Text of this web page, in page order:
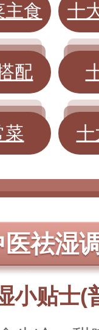
主食 十
配
菜 十
医祛湿
小贴士(